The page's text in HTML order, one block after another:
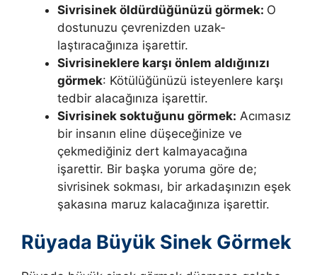
Sivrisinek öldürdüğünüzü görmek: O
dostunuzu çevrenizden uzak­
laştıracağınıza işarettir.
Sivrisineklere karşı önlem aldığınızı
görmek: Kötülüğünüzü isteyenlere karşı
tedbir alacağınıza işarettir.
Sivrisinek sok­tuğunu görmek: Acımasız
bir insanın eline düşeceğinize ve
çekmediğiniz dert kalmayacağına
işarettir. Bir başka yoruma göre de;
sivrisinek sokması, bir arkadaşınızın eşek
şakasına maruz kalacağınıza işarettir.
Rüyada Büyük Sinek Görmek